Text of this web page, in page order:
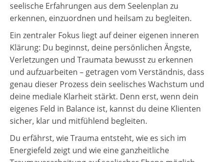
seelische Erfahrungen aus dem Seelenplan zu
erkennen, einzuordnen und heilsam zu begleiten.
Ein zentraler Fokus liegt auf deiner eigenen inneren
Klärung: Du beginnst, deine persönlichen Ängste,
Verletzungen und Traumata bewusst zu erkennen
und aufzuarbeiten – getragen vom Verständnis, dass
genau dieser Prozess dein seelisches Wachstum und
deine mediale Klarheit stärkt. Denn erst, wenn dein
eigenes Feld in Balance ist, kannst du deine Klienten
sicher, klar und mitfühlend begleiten.
Du erfährst, wie Trauma entsteht, wie es sich im
Energiefeld zeigt und wie eine ganzheitliche